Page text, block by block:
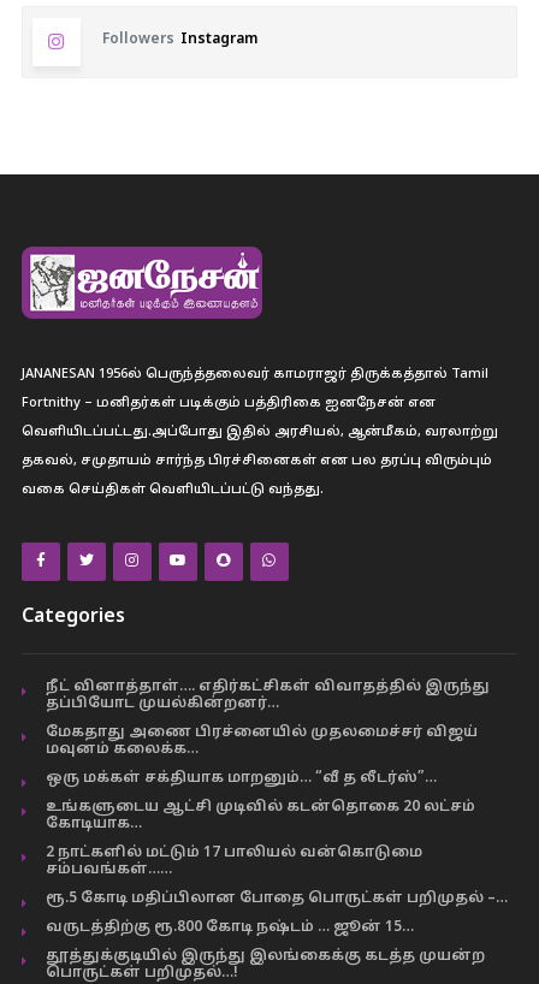
Followers Instagram
JANANESAN 1956ல் பெருந்த்தலைவர் காமராஜர் திருக்கத்தால் Tamil
Fortnithy – மனிதர்கள் படிக்கும் பத்திரிகை ஐனநேசன் என
வெளியிடப்பட்டது.அப்போது இதில் அரசியல், ஆன்மீகம், வரலாற்று
தகவல், சமுதாயம் சார்ந்த பிரச்சினைகள் என பல தரப்பு விரும்பும்
வகை செய்திகள் வெளியிடப்பட்டு வந்தது.
Categories
நீட் வினாத்தாள்…. எதிர்கட்சிகள் விவாதத்தில் இருந்து
தப்பியோட முயல்கின்றனர்…
மேகதாது அணை பிரச்னையில் முதலமைச்சர் விஜய்
மவுனம் கலைக்க…
ஒரு மக்கள் சக்தியாக மாறனும்… “வீ த லீடர்ஸ்”…
உங்களுடைய ஆட்சி முடிவில் கடன்தொகை 20 லட்சம்
கோடியாக…
2 நாட்களில் மட்டும் 17 பாலியல் வன்கொடுமை
சம்பவங்கள்……
ரூ.5 கோடி மதிப்பிலான போதை பொருட்கள் பறிமுதல் –…
வருடத்திற்கு ரூ.800 கோடி நஷ்டம் … ஜூன் 15…
தூத்துக்குடியில் இருந்து இலங்கைக்கு கடத்த முயன்ற
பொருட்கள் பறிமுதல்…!